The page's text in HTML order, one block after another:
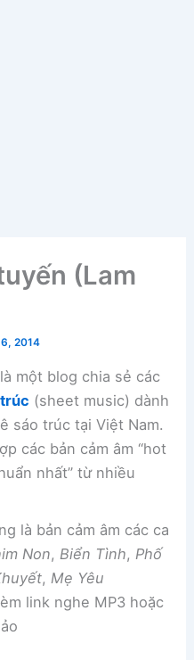
(Lam
2014
là một blog chia sẻ các
(sheet music) dành
sáo trúc tại Việt Nam.
các bản cảm âm “hot
nhất” từ nhiều
là bản cảm âm các ca
Non, Biển Tình, Phố
, Mẹ Yêu
link nghe MP3 hoặc